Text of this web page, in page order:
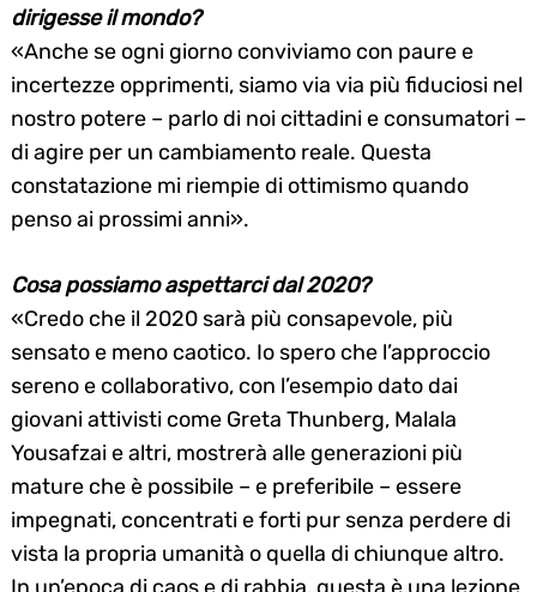
dirigesse il mondo?
«Anche se ogni giorno conviviamo con paure e
incertezze opprimenti, siamo via via più fiduciosi nel
nostro potere – parlo di noi cittadini e consumatori –
di agire per un cambiamento reale. Questa
constatazione mi riempie di ottimismo quando
penso ai prossimi anni».
Cosa possiamo aspettarci dal 2020?
«Credo che il 2020 sarà più consapevole, più
sensato e meno caotico. Io spero che l’approccio
sereno e collaborativo, con l’esempio dato dai
giovani attivisti come Greta Thunberg, Malala
Yousafzai e altri, mostrerà alle generazioni più
mature che è possibile – e preferibile – essere
impegnati, concentrati e forti pur senza perdere di
vista la propria umanità o quella di chiunque altro.